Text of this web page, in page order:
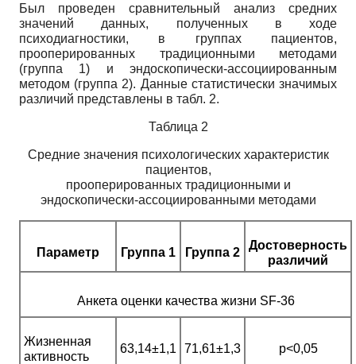
Был проведен сравнительный анализ средних
значений данных, полученных в ходе
психодиагностики, в группах пациентов,
прооперированных традиционными методами
(группа 1) и эндоскопически-ассоциированным
методом (группа 2). Данные статистически значимых
различий представлены в табл. 2.
Таблица 2
Средние значения психологических характеристик
пациентов,
прооперированных традиционными и
эндоскопически-ассоциированными методами
Параметр Группа 1 Группа 2
Достоверность
различий
Анкета оценки качества жизни SF-36
Жизненная
активность
63,14±1,1 71,61±1,3 p<0,05